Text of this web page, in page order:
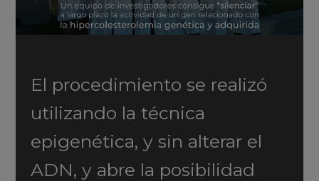
El procedimiento se realizó
utilizando la técnica
epigenética, y sin alterar el
ADN, y abre la posibilidad